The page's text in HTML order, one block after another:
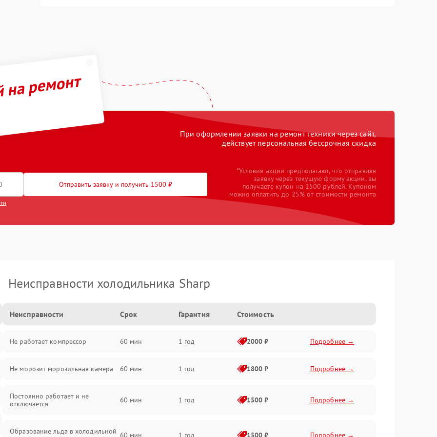
ремонт
При оформлении заявки на ремонт техники через сайт,
действует персональная бессрочная скидка
Отправить заявку и получить 1500 ₽
*Условия акции предполагают, что отправляя
заявку через текущую форму акции, вы
получаете купон на 1500 рублей. Купоном
можно оплатить до 25% от стоимости ремонта
Неисправности холодильника Sharp
Неисправности Срок Гарантия Стоимость
Не работает компрессор 60 мин 1 год 2000 ₽ Подробнее →
Не морозит морозильная камера 60 мин 1 год 1800 ₽ Подробнее →
Постоянно работает и не
отключается
60 мин 1 год 1500 ₽ Подробнее →
Образование льда в холодильной 60 мин 1 год 1500 ₽ Подробнее →